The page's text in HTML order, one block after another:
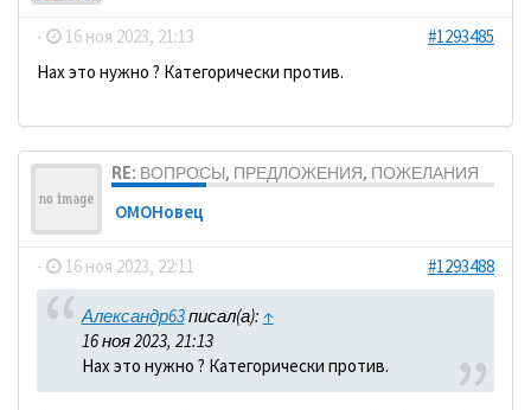
- 16 ноя 2023, 21:13
#1293485
Нах это нужно ? Категорически против.
RE: ВОПРОСЫ, ПРЕДЛОЖЕНИЯ, ПОЖЕЛАНИЯ
ОМОНовец
- 16 ноя 2023, 22:11 #1293488
Александр63писал(а): ↑
16 ноя 2023, 21:13
Нах это нужно ? Категорически против.